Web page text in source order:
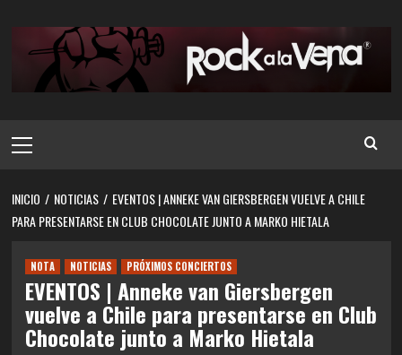
contenido
principal
INICIO NOTICIAS
EVENTOS | ANNEKE VAN GIERSBERGEN VUELVE A CHILE
PARA PRESENTARSE EN CLUB CHOCOLATE JUNTO A MARKO HIETALA
NOTA NOTICIAS PRÓXIMOS CONCIERTOS
EVENTOS | Anneke van Giersbergen
vuelve a Chile para presentarse en Club
Chocolate junto a Marko Hietala